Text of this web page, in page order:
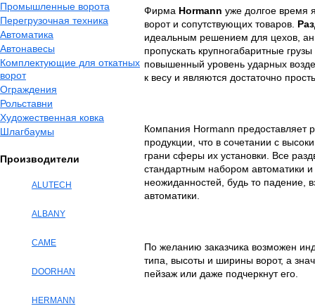
Промышленные ворота
Перегрузочная техника
Автоматика
Автонавесы
Комплектующие для откатных
ворот
Ограждения
Рольставни
Художественная ковка
Шлагбаумы
Производители
ALUTECH
ALBANY
CAME
DOORHAN
HERMANN
Фирма Hormann уже долгое время
ворот и сопутствующих товаров.
идеальным решением для цехов,
пропускать крупногабаритные
повышенный уровень ударных
к весу и являются достаточно
Компания Hormann предоставляет
продукции, что в сочетании с
грани сферы их установки. Все
стандартным набором автоматики
неожиданностей, будь то падение,
автоматики.
По желанию заказчика возможен
типа, высоты и ширины ворот, а
пейзаж или даже подчеркнут его.